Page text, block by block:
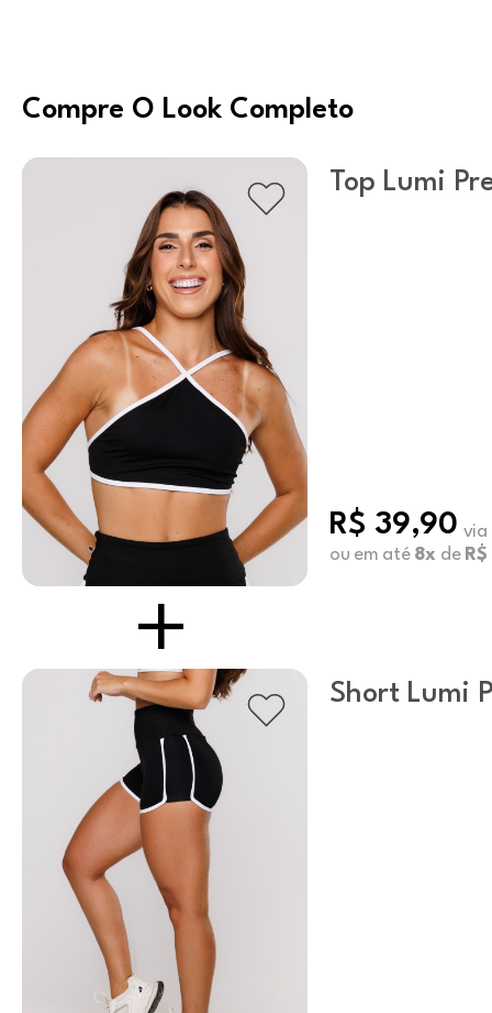
Compre O Look Completo
Top Lumi
R$ 39,90 via
ou em até 8x de
Short Lumi